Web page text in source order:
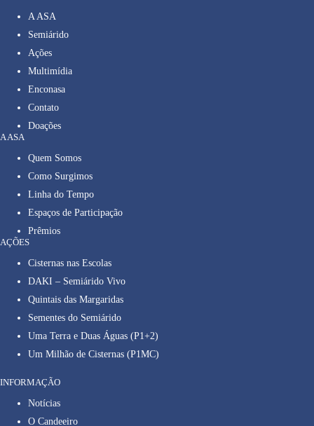
A ASA
Semiárido
Ações
Multimídia
Enconasa
Contato
Doações
A ASA
Quem Somos
Como Surgimos
Linha do Tempo
Espaços de Participação
Prêmios
AÇÕES
Cisternas nas Escolas
DAKI – Semiárido Vivo
Quintais das Margaridas
Sementes do Semiárido
Uma Terra e Duas Águas (P1+2)
Um Milhão de Cisternas (P1MC)
INFORMAÇÃO
Notícias
O Candeeiro